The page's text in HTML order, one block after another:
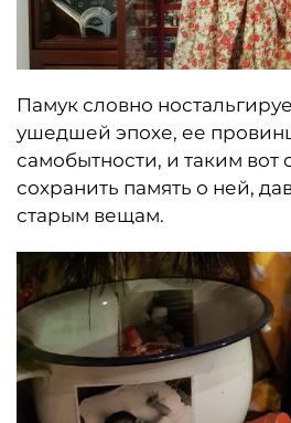
Памук словно
ушедшей эпохе, ее
самобытности, и таким вот
сохранить память о ней,
старым вещам.